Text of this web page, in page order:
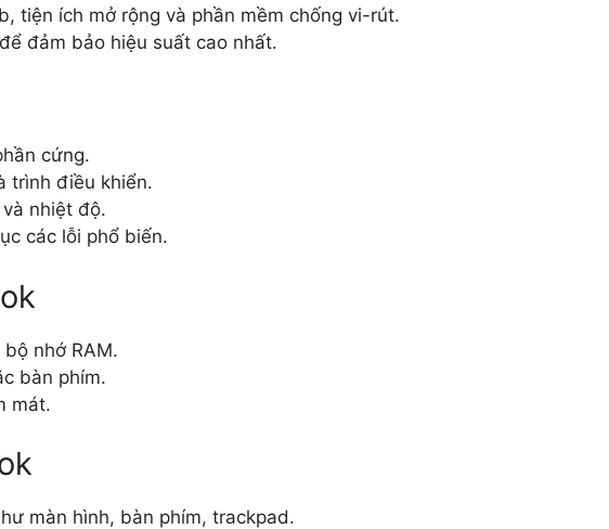
tiện ích mở rộng và phần mềm chống vi-rút.
đảm bảo hiệu suất cao nhất.
cứng.
trình điều khiển.
nhiệt độ.
các lỗi phổ biến.
nhớ RAM.
bàn phím.
mát.
màn hình, bàn phím, trackpad.